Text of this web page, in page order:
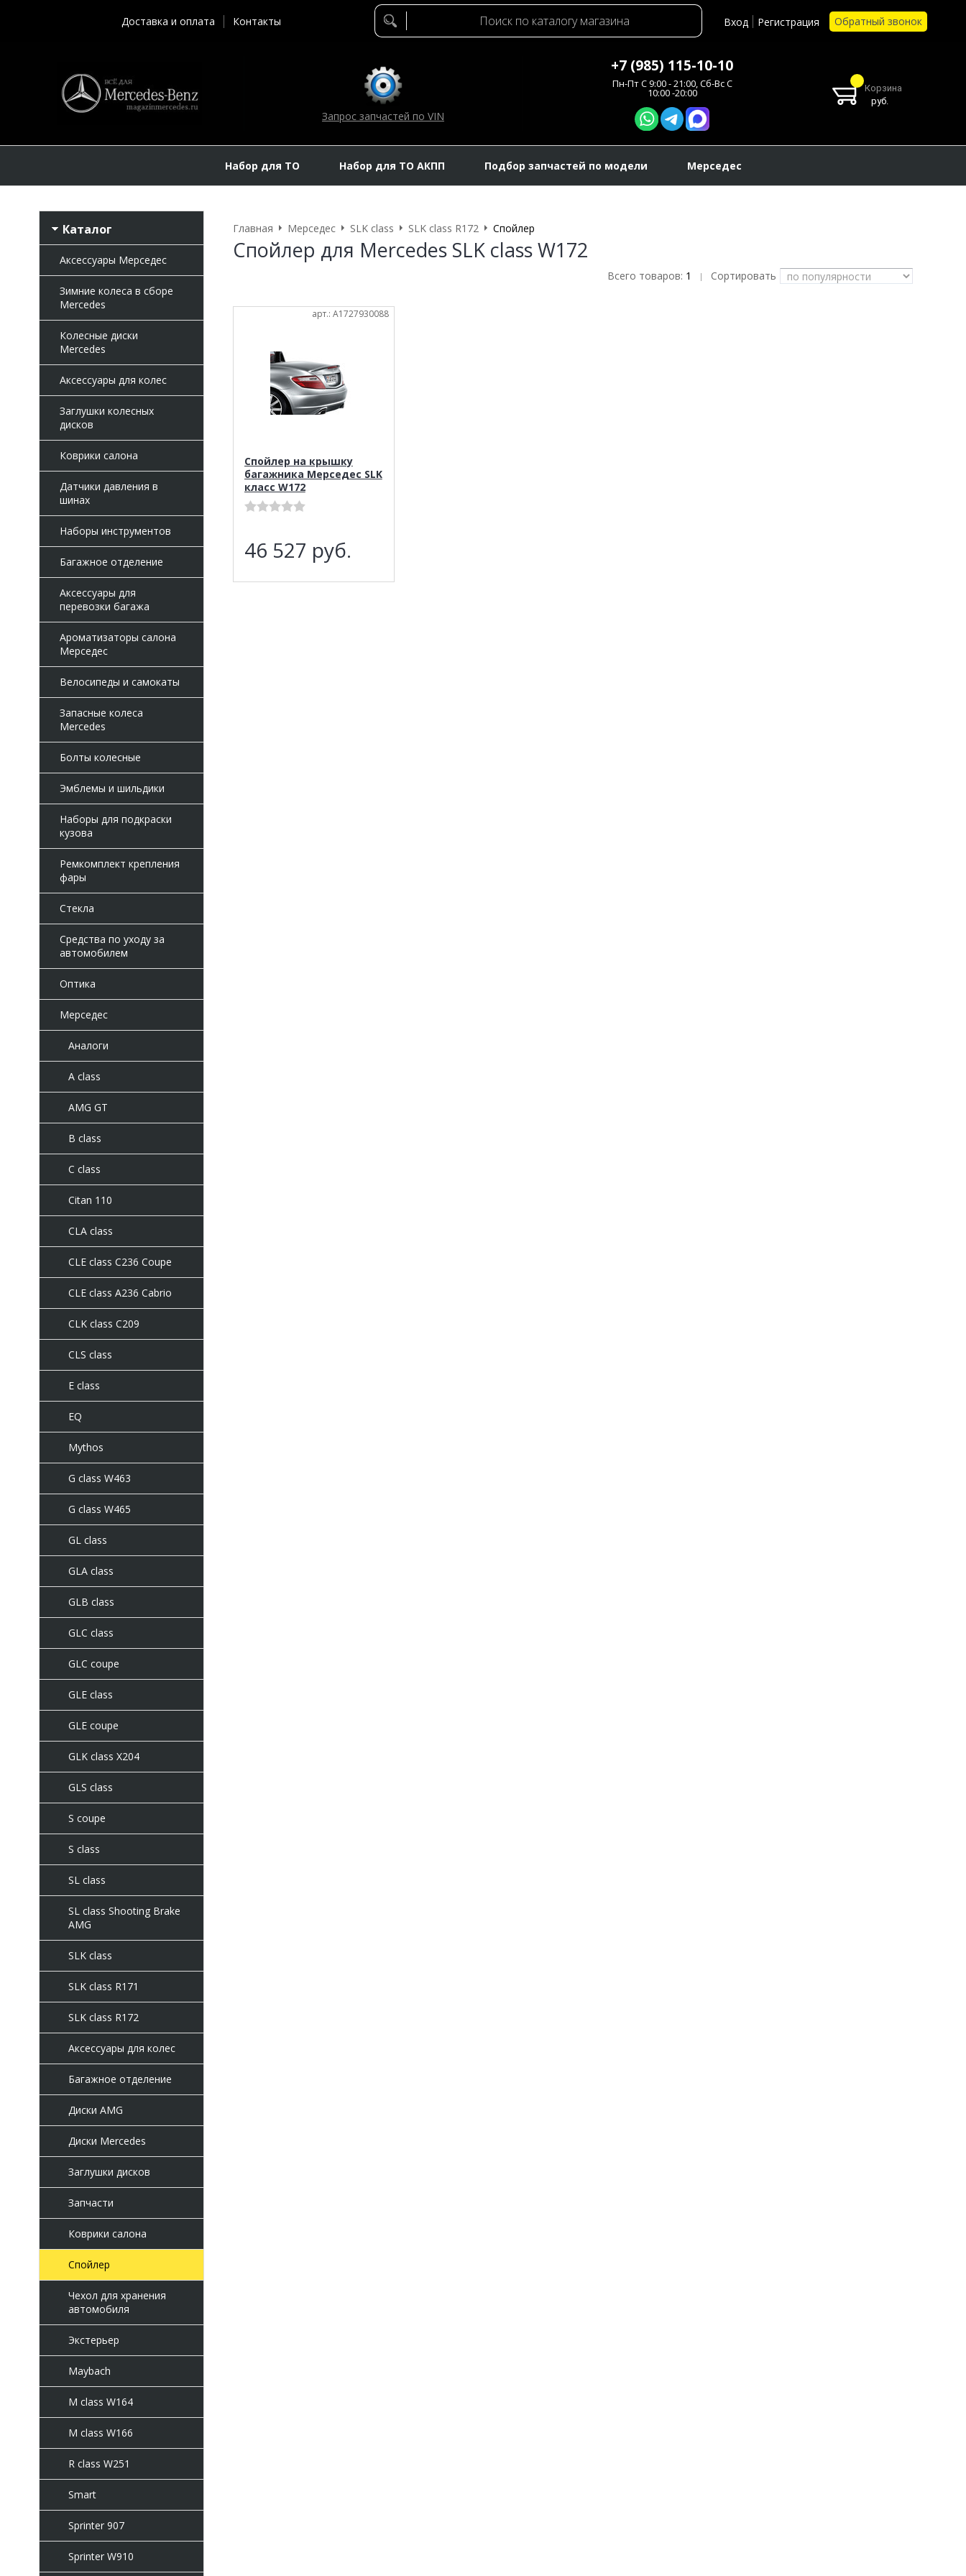
Доставка и оплата Контакты Вход Регистрация Обратный звонок
Запрос запчастей по VIN
+7 (985) 115-10-10
Пн-Пт C 9:00 - 21:00, Сб-Вс С
10:00 -20:00
Корзина
руб.
Набор для ТО Набор для ТО АКПП Подбор запчастей по модели Мерседес
Каталог
Аксессуары Мерседес
Зимние колеса в сборе
Mercedes
Колесные диски
Mercedes
Аксессуары для колес
Заглушки колесных
дисков
Коврики салона
Датчики давления в
шинах
Наборы инструментов
Багажное отделение
Аксессуары для
перевозки багажа
Ароматизаторы салона
Мерседес
Велосипеды и самокаты
Запасные колеса
Mercedes
Болты колесные
Эмблемы и шильдики
Наборы для подкраски
кузова
Ремкомплект крепления
фары
Стекла
Средства по уходу за
автомобилем
Оптика
Мерседес
Аналоги
A class
AMG GT
B class
C class
Citan 110
CLA class
CLE class C236 Coupe
CLE class A236 Cabrio
CLK class C209
CLS class
E class
EQ
Mythos
G class W463
G class W465
GL class
GLA class
GLB class
GLC class
GLC coupe
GLE class
GLE coupe
GLK class X204
GLS class
S coupe
S class
SL class
SL class Shooting Brake
AMG
SLK class
SLK class R171
SLK class R172
Аксессуары для колес
Багажное отделение
Диски AMG
Диски Mercedes
Заглушки дисков
Запчасти
Коврики салона
Спойлер
Чехол для хранения
автомобиля
Экстерьер
Maybach
M class W164
M class W166
R class W251
Smart
Sprinter 907
Sprinter W910
Главная Мерседес SLK class SLK class R172 Спойлер
Спойлер для Mercedes SLK class W172
Всего товаров: 1 | Сортировать
арт.: A1727930088
Спойлер на крышку
багажника Мерседес SLK
класс W172
46 527 руб.